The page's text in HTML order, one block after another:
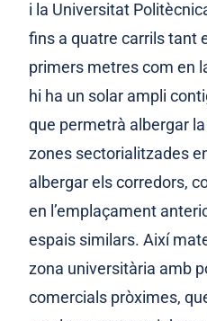
i la Universitat
fins a quatre carrils tant
primers metres com en
hi ha un solar ampli
que permetrà albergar
zones sectorialitzades
albergar els corredors,
en l’emplaçament
espais similars. Així
zona universitària amb
comercials pròximes,